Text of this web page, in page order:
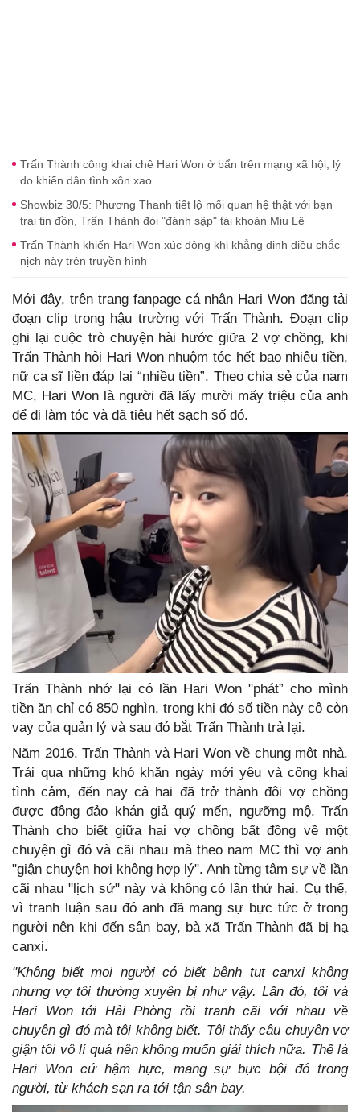
Trấn Thành công khai chê Hari Won ở bẩn trên mạng xã hội, lý
do khiến dân tình xôn xao
Showbiz 30/5: Phương Thanh tiết lộ mối quan hệ thật với bạn
trai tin đồn, Trấn Thành đòi "đánh sập" tài khoản Miu Lê
Trấn Thành khiến Hari Won xúc động khi khẳng định điều chắc
nịch này trên truyền hình
Mới đây, trên trang fanpage cá nhân Hari Won đăng tải
đoạn clip trong hậu trường với Trấn Thành. Đoạn clip
ghi lại cuộc trò chuyện hài hước giữa 2 vợ chồng, khi
Trấn Thành hỏi Hari Won nhuộm tóc hết bao nhiêu tiền,
nữ ca sĩ liền đáp lại “nhiều tiền”. Theo chia sẻ của nam
MC, Hari Won là người đã lấy mười mấy triệu của anh
để đi làm tóc và đã tiêu hết sạch số đó.
Trấn Thành nhớ lại có lần Hari Won "phát” cho mình
tiền ăn chỉ có 850 nghìn, trong khi đó số tiền này cô còn
vay của quản lý và sau đó bắt Trấn Thành trả lại.
Năm 2016, Trấn Thành và Hari Won về chung một nhà.
Trải qua những khó khăn ngày mới yêu và công khai
tình cảm, đến nay cả hai đã trở thành đôi vợ chồng
được đông đảo khán giả quý mến, ngưỡng mộ. Trấn
Thành cho biết giữa hai vợ chồng bất đồng về một
chuyện gì đó và cãi nhau mà theo nam MC thì vợ anh
"giận chuyện hơi không hợp lý". Anh từng tâm sự về lần
cãi nhau "lịch sử" này và không có lần thứ hai. Cụ thể,
vì tranh luận sau đó anh đã mang sự bực tức ở trong
người nên khi đến sân bay, bà xã Trấn Thành đã bị hạ
canxi.
"Không biết mọi người có biết bệnh tụt canxi không
nhưng vợ tôi thường xuyên bị như vậy. Lần đó, tôi và
Hari Won tới Hải Phòng rồi tranh cãi với nhau về
chuyện gì đó mà tôi không biết. Tôi thấy câu chuyện vợ
giận tôi vô lí quá nên không muốn giải thích nữa. Thế là
Hari Won cứ hậm hực, mang sự bực bội đó trong
người, từ khách sạn ra tới tận sân bay.